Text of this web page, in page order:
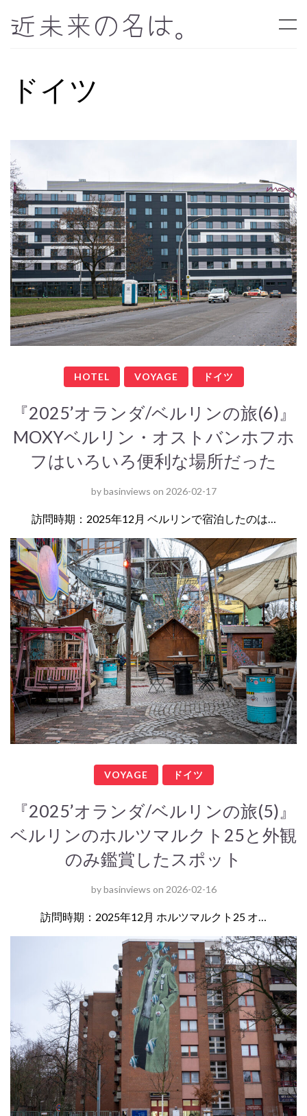
近未来の名は。
ドイツ
HOTEL VOYAGE ドイツ
『2025’オランダ/ベルリンの旅(6)』
MOXYベルリン・オストバンホフホ
フはいろいろ便利な場所だった
bybasinviews on 2026-02-17
訪問時期：2025年12月 ベルリンで宿泊したのは…
VOYAGE ドイツ
『2025’オランダ/ベルリンの旅(5)』
ベルリンのホルツマルクト25と外観
のみ鑑賞したスポット
bybasinviews on 2026-02-16
訪問時期：2025年12月 ホルツマルクト25 オ…